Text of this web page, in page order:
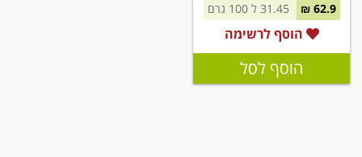
62.9 ₪
הוסף לרשימה
הוסף לסל